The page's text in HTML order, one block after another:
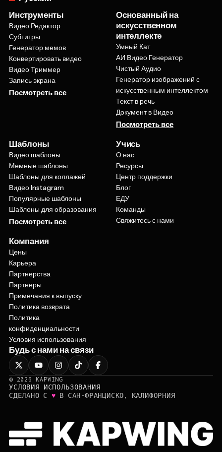
Инструменты
Видео Редактор
Субтитры
Генератор мемов
Конвертировать видео
Видео Триммер
Запись экрана
Посмотреть все
искусственном
интеллекте
Умный Кат
АИ Видео Генератор
Чистый Аудио
Генератор изображений с
искусственным интеллектом
Текст в речь
Документ в Видео
Посмотреть все
Видео шаблоны
Мемные шаблоны
Шаблоны для коллажей
Видео Instagram
Популярные шаблоны
Шаблоны для образования
Посмотреть все
О нас
Ресурсы
Центр поддержки
Блог
ЕДУ
Команды
Свяжитесь с нами
Цены
Карьера
Партнерства
Партнеры
Примечания к выпуску
Политика возврата
Политика
конфиденциальности
Условия использования
Будь с нами на связи
©2026 KAPWING
УСЛОВИЯ ИСПОЛЬЗОВАНИЯ
СДЕЛАНО С♥В САН-ФРАНЦИСКО, КАЛИФОРНИЯ